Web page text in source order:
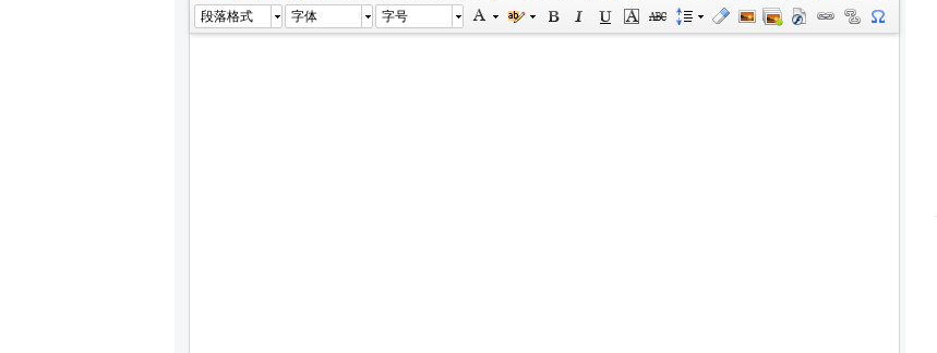
段落格式 字体 字号